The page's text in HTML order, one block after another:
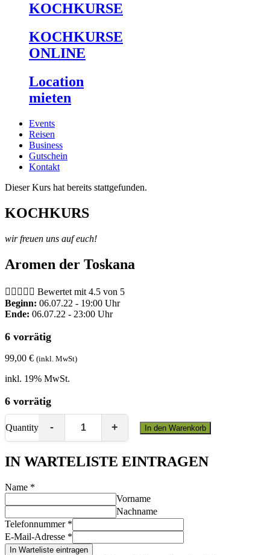
KOCHKURSE
KOCHKURSE
ONLINE
Location
mieten
Events
Reisen
Business
Gutschein
Kontakt
Dieser Kurs hat bereits stattgefunden.
KOCHKURS
wir freuen uns auf euch!
Aromen der Toskana
     Bewertet mit 4.5 von 5
Beginn: 06.07.22 - 19:00 Uhr
Ende: 06.07.22 - 23:00 Uhr
6 vorrätig
99,00 € (inkl. MwSt)
inkl. 19% MwSt.
6 vorrätig
Quantity In den Warenkorb
IN WARTELISTE EINTRAGEN
Name *
Vorname
Nachname
Telefonnummer *
E-Mail-Adresse *
In Warteliste eintragen